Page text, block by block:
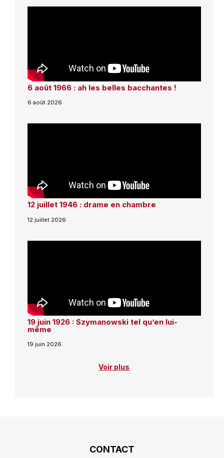
6 août 1966 : ah les belles bacchantes !
6 août 2026
12 juillet 1946 : drame en chambre
12 juillet 2026
19 juin 1926 : Szymanowski tel qu’en lui-
même
19 juin 2026
Voir plus
CONTACT